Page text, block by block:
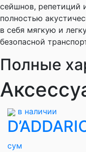
сейшнов, репетиций
полностью
в себя мягкую и
безопасной
Полные
в наличии
сум